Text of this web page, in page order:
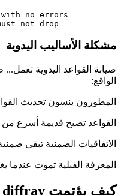
no errors
not drop
مشكلة الأساليب اليدوية
صيانة القواعد اليدوية
الواقع:
المطورون ينسون تحديث
القواعد تصبح قديمة أسرع من
الاتفاقيات الضمنية تبقى
المعرفة القبلية تموت عندما
كيف يؤتمت diffray صياغة القواعد